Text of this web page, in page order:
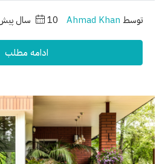
توسط Ahmad Khan 10 سال پیش
ادامه مطلب